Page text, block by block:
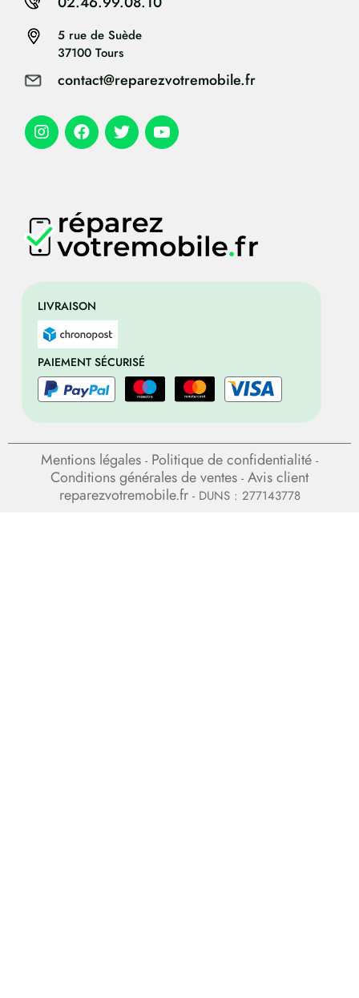
LIVRAISON
PAIEMENT SÉCURISÉ
5 rue de Suède
37100 Tours
contact@reparezvotremobile.fr
Mentions légales - Politique de confidentialité -
Conditions générales de ventes - Avis client
reparezvotremobile.fr- DUNS : 277143778